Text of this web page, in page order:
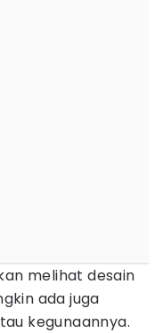
melihat desain
ada juga
kegunaannya.